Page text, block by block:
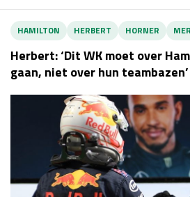
Race
GP AZERBEIDZJAN 2026
Kwalificatie
Kwalificatie
Race
HAMILTON HERBERT HORNER
Herbert: ‘Dit WK moet over
gaan, niet over hun teambazen’